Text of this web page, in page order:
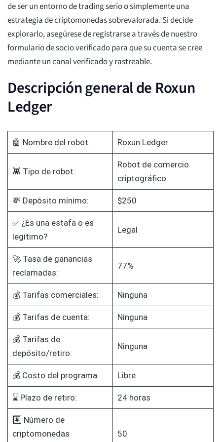
de ser un entorno de trading serio o simplemente una
estrategia de criptomonedas sobrevalorada. Si decide
explorarlo, asegúrese de registrarse a través de nuestro
formulario de socio verificado para que su cuenta se cree
mediante un canal verificado y rastreable.
Descripción general de Roxun
Ledger
🤖 Nombre del robot: Roxun Ledger
👾 Tipo de robot:
Robot de comercio
criptográfico
💸 Depósito mínimo: $250
✅ ¿Es una estafa o es
legítimo?
Legal
🚀 Tasa de ganancias
reclamadas:
77%
💰 Tarifas comerciales: Ninguna
💰 Tarifas de cuenta: Ninguna
💰 Tarifas de
depósito/retiro:
Ninguna
💰 Costo del programa: Libre
⌛ Plazo de retiro: 24 horas
#️⃣ Número de
criptomonedas
50